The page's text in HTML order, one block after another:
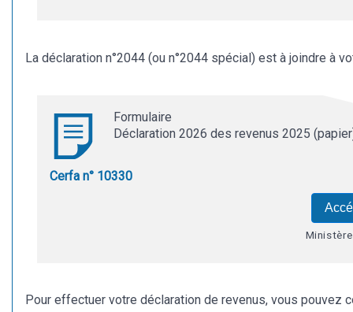
La déclaration n°2044 (ou n°2044 spécial) est à joindre à
Formulaire
Déclaration 2026 des revenus 2025
Cerfa n° 10330
Pour effectuer votre déclaration de revenus, vous pouvez